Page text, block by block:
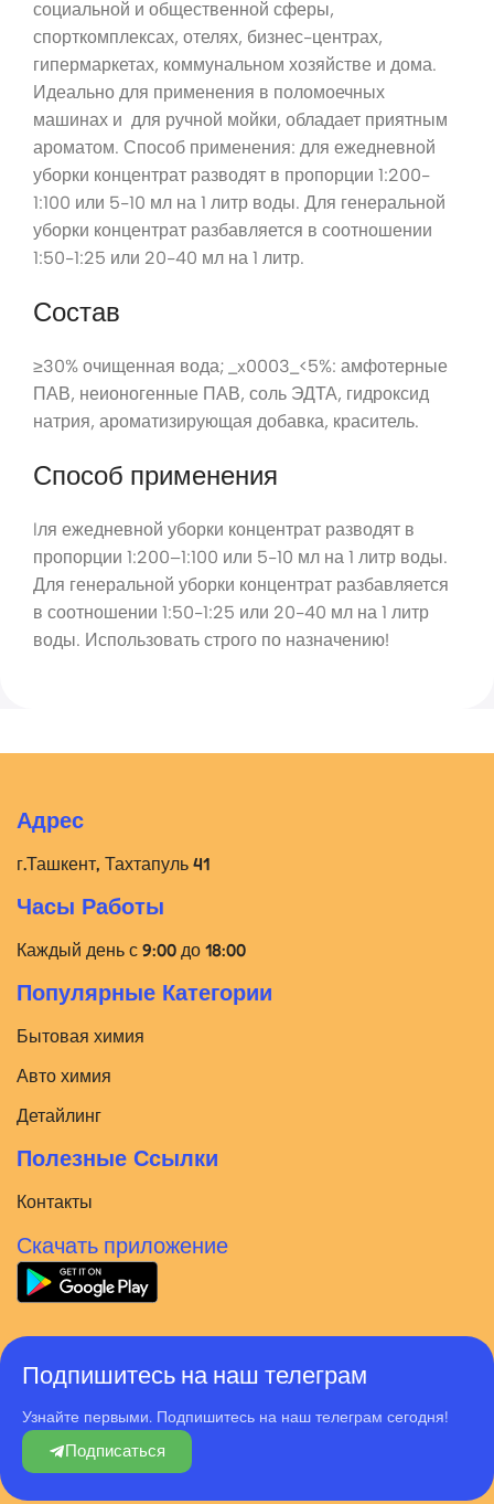
социальной и общественной сферы,
спорткомплексах, отелях, бизнес-центрах,
гипермаркетах, коммунальном хозяйстве и дома.
Идеально для применения в поломоечных
машинах и для ручной мойки, обладает приятным
ароматом. Способ применения: для ежедневной
уборки концентрат разводят в пропорции 1:200-
1:100 или 5-10 мл на 1 литр воды. Для генеральной
уборки концентрат разбавляется в соотношении
1:50-1:25 или 20-40 мл на 1 литр.
Состав
≥30% очищенная вода; _x0003_<5%: амфотерные
ПАВ, неионогенные ПАВ, соль ЭДТА, гидроксид
натрия, ароматизирующая добавка, краситель.
Способ применения
lля ежедневной уборки концентрат разводят в
пропорции 1:200–1:100 или 5-10 мл на 1 литр воды.
Для генеральной уборки концентрат разбавляется
в соотношении 1:50-1:25 или 20-40 мл на 1 литр
воды. Использовать строго по назначению!
Адрес
г.Ташкент, Тахтапуль 41
Часы Работы
Каждый день с 9:00 до 18:00
Популярные Категории
Бытовая химия
Авто химия
Детайлинг
Полезные Ссылки
Контакты
Скачать приложение
Подпишитесь на наш телеграм
Узнайте первыми. Подпишитесь на наш телеграм сегодня!
Подписаться